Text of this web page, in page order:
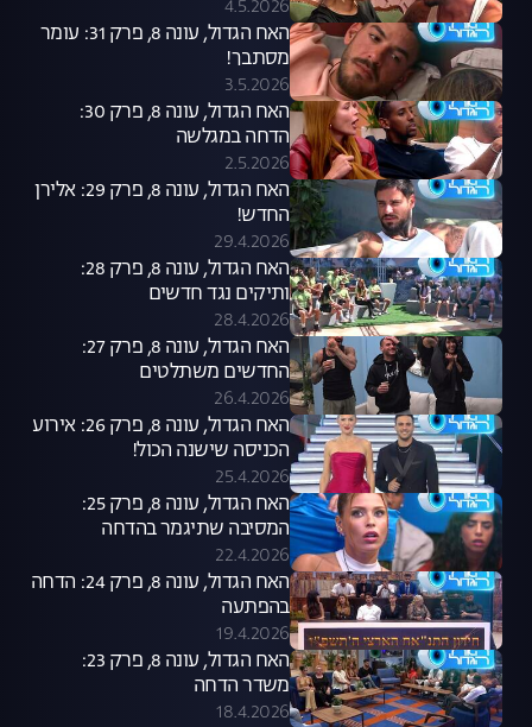
4.5.2026
האח הגדול, עונה 8, פרק 31: עומר
מסתבך!
3.5.2026
האח הגדול, עונה 8, פרק 30:
הדחה במגלשה
2.5.2026
האח הגדול, עונה 8, פרק 29: אלירן
החדש!
29.4.2026
האח הגדול, עונה 8, פרק 28:
ותיקים נגד חדשים
28.4.2026
האח הגדול, עונה 8, פרק 27:
החדשים משתלטים
26.4.2026
האח הגדול, עונה 8, פרק 26: אירוע
הכניסה שישנה הכול!
25.4.2026
האח הגדול, עונה 8, פרק 25:
המסיבה שתיגמר בהדחה
22.4.2026
האח הגדול, עונה 8, פרק 24: הדחה
בהפתעה
19.4.2026
האח הגדול, עונה 8, פרק 23:
משדר הדחה
18.4.2026